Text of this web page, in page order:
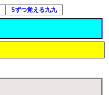
5ずつ覚える九九